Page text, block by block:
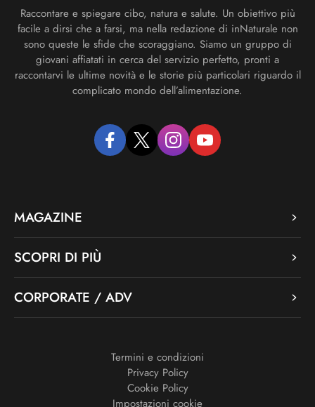
Raccontare e spiegare cibo, natura e salute. Un obiettivo più
facile a dirsi che a farsi, ma nella redazione di inNaturale non
sono queste le sfide che scoraggiano. Siamo un gruppo di
giovani affiatati in cerca del servizio perfetto, pronti a
raccontarvi le ultime novità e le storie più particolari riguardo il
complicato mondo dell’alimentazione.
facebooktwitter instagramyoutube
MAGAZINE
SCOPRI DI PIÙ
CORPORATE / ADV
Termini e condizioni
Privacy Policy
Cookie Policy
Impostazioni cookie